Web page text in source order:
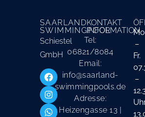
SAARLAND
SWIMMINGPOOL
Schiestel
GmbH
KONTAKT
INFORMATION
Tel:
06821/8084
Email:
info@saarland-
swimmingpools.de
Adresse:
Heizengasse 13 |
–
Fr.
–